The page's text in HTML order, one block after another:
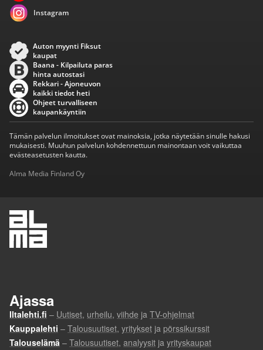
Instagram
Auton myynti Fiksut
kaupat
Baana - Kilpailuta paras
hinta autostasi
Rekkari - Ajoneuvon
kaikki tiedot heti
Ohjeet turvalliseen
kaupankäyntiin
Tämän palvelun ilmoitukset ovat mainoksia, jotka näytetään sinulle hakusi
mukaisesti. Muuhun palvelun kohdennettuun mainontaan voit vaikuttaa
evästeasetusten kautta.
Alma Media Finland Oy